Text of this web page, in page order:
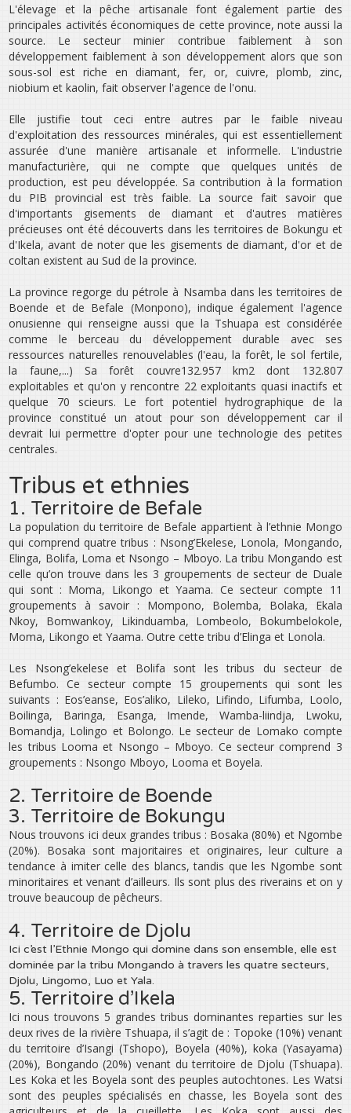
L'élevage et la pêche artisanale font également partie des
principales activités économiques de cette province, note aussi la
source. Le secteur minier contribue faiblement à son
développement faiblement à son développement alors que son
sous-sol est riche en diamant, fer, or, cuivre, plomb, zinc,
niobium et kaolin, fait observer l'agence de l'onu.
Elle justifie tout ceci entre autres par le faible niveau
d'exploitation des ressources minérales, qui est essentiellement
assurée d'une manière artisanale et informelle. L'industrie
manufacturière, qui ne compte que quelques unités de
production, est peu développée. Sa contribution à la formation
du PIB provincial est très faible. La source fait savoir que
d'importants gisements de diamant et d'autres matières
précieuses ont été découverts dans les territoires de Bokungu et
d'Ikela, avant de noter que les gisements de diamant, d'or et de
coltan existent au Sud de la province.
La province regorge du pétrole à Nsamba dans les territoires de
Boende et de Befale (Monpono), indique également l'agence
onusienne qui renseigne aussi que la Tshuapa est considérée
comme le berceau du développement durable avec ses
ressources naturelles renouvelables (l'eau, la forêt, le sol fertile,
la faune,...) Sa forêt couvre132.957 km2 dont 132.807
exploitables et qu'on y rencontre 22 exploitants quasi inactifs et
quelque 70 scieurs. Le fort potentiel hydrographique de la
province constitué un atout pour son développement car il
devrait lui permettre d'opter pour une technologie des petites
centrales.
Tribus et ethnies
1. Territoire de Befale
La population du territoire de Befale appartient à l’ethnie Mongo
qui comprend quatre tribus : Nsong’Ekelese, Lonola, Mongando,
Elinga, Bolifa, Loma et Nsongo – Mboyo. La tribu Mongando est
celle qu’on trouve dans les 3 groupements de secteur de Duale
qui sont : Moma, Likongo et Yaama. Ce secteur compte 11
groupements à savoir : Mompono, Bolemba, Bolaka, Ekala
Nkoy, Bomwankoy, Likinduamba, Lombeolo, Bokumbelokole,
Moma, Likongo et Yaama. Outre cette tribu d’Elinga et Lonola.
Les Nsong’ekelese et Bolifa sont les tribus du secteur de
Befumbo. Ce secteur compte 15 groupements qui sont les
suivants : Eos’eanse, Eos’aliko, Lileko, Lifindo, Lifumba, Loolo,
Boilinga, Baringa, Esanga, Imende, Wamba-liindja, Lwoku,
Bomandja, Lolingo et Bolongo. Le secteur de Lomako compte
les tribus Looma et Nsongo – Mboyo. Ce secteur comprend 3
groupements : Nsongo Mboyo, Looma et Boyela.
2. Territoire de Boende
3. Territoire de Bokungu
Nous trouvons ici deux grandes tribus : Bosaka (80%) et Ngombe
(20%). Bosaka sont majoritaires et originaires, leur culture a
tendance à imiter celle des blancs, tandis que les Ngombe sont
minoritaires et venant d’ailleurs. Ils sont plus des riverains et on y
trouve beaucoup de pêcheurs.
4. Territoire de Djolu
Ici c’est l’Ethnie Mongo qui domine dans son ensemble, elle est
dominée par la tribu Mongando à travers les quatre secteurs,
Djolu, Lingomo, Luo et Yala.
5. Territoire d’Ikela
Ici nous trouvons 5 grandes tribus dominantes reparties sur les
deux rives de la rivière Tshuapa, il s’agit de : Topoke (10%) venant
du territoire d’Isangi (Tshopo), Boyela (40%), koka (Yasayama)
(20%), Bongando (20%) venant du territoire de Djolu (Tshuapa).
Les Koka et les Boyela sont des peuples autochtones. Les Watsi
sont des peuples spécialisés en chasse, les Boyela sont des